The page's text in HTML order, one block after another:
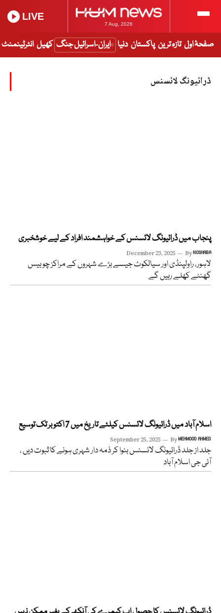
7 Aug, 2026
LIVE
صفحۂ اول تازہ ترین پاکستان دنیا ایران-اسرائیل جنگ کھیل انٹرٹینمنٹ
ڈرائیونگ لائسنس
پنجاب میں ڈرائیونگ لائسنس کے خواہشمند افراد کے لیے خوشخبری
December 23, 2025 ByNOSHABA
لاہور، راولپنڈی اور سیالکوٹ جیسے بڑے شہروں کے مراکز چوبیس
گھنٹے کھلے رہیں گے
اسلام آباد میں ڈرائیونگ لائسنس کیلئے تاریخ میں 7 اکتوبر تک توسیع
September 25, 2025 ByMEHMOOD AHMED
جلد از جلد ڈرائیونگ لائسنس بنوا کر ذمہ دار شہری ہونے کا ثبوت دیں ،
آئی جی اسلام آباد